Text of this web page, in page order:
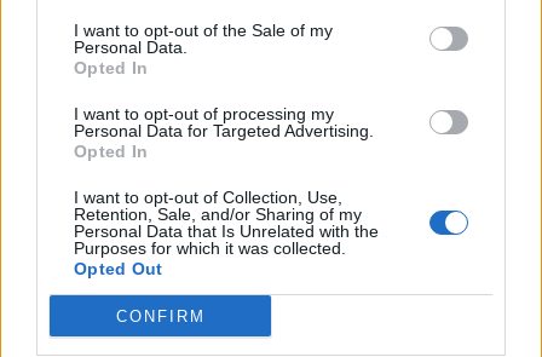
I want to opt-out of the Sale of my
Personal Data.
Opted In
I want to opt-out of processing my
Personal Data for Targeted Advertising.
Opted In
I want to opt-out of Collection, Use,
Retention, Sale, and/or Sharing of my
Personal Data that Is Unrelated with the
Purposes for which it was collected.
Opted Out
CONFIRM
TARIFFE & NEWS: MONDO3
confermano la validità di strategia e sinergie